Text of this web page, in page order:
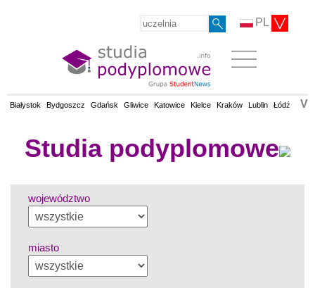
PL
Białystok Bydgoszcz Gdańsk Gliwice Katowice Kielce Kraków Lublin Łódź V
Studia podyplomowe
województwo
miasto